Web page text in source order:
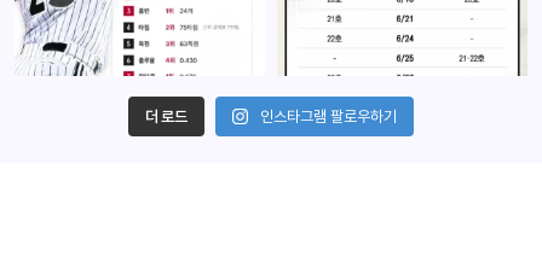
더 로드 인스타그램 팔로우하기